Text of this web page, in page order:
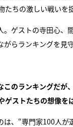
たちの激しい戦いを
。ゲストの寺田心
らランキングを見守
のランキングだが
ゲストたちの想像
は、“専門家100人